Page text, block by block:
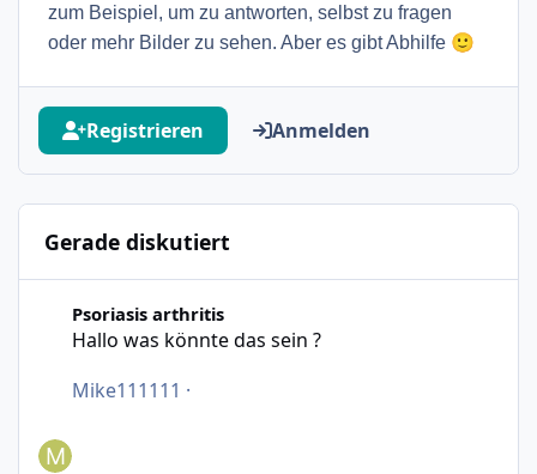
zum Beispiel, um zu antworten, selbst zu fragen
oder mehr Bilder zu sehen. Aber es gibt Abhilfe 🙂
Registrieren Anmelden
Gerade diskutiert
Psoriasis arthritis
Hallo was könnte das sein ?
Mike111111 ·